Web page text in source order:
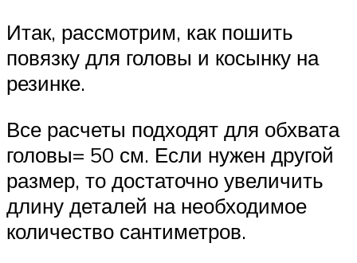
Итак, рассмотрим, как пошить
повязку для головы и косынку на
резинке.
Все расчеты подходят для обхвата
головы= 50 см. Если нужен другой
размер, то достаточно увеличить
длину деталей на необходимое
количество сантиметров.